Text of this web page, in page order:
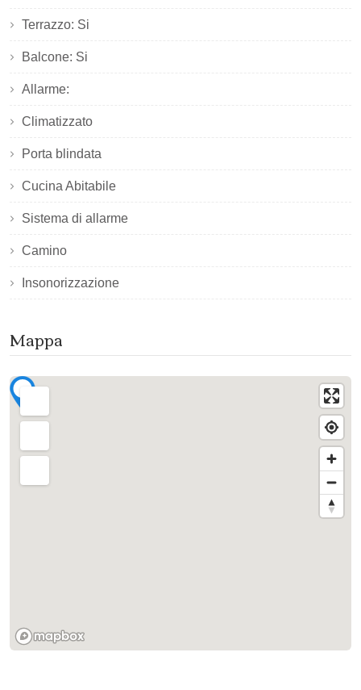
Terrazzo: Si
Balcone: Si
Allarme:
Climatizzato
Porta blindata
Cucina Abitabile
Sistema di allarme
Camino
Insonorizzazione
Mappa